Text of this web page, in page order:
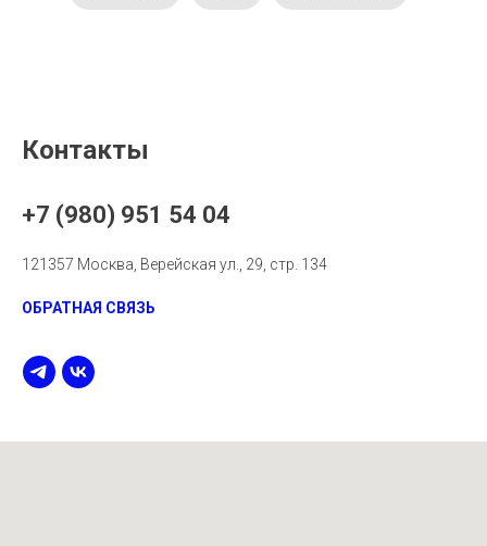
Контакты
+7 (980) 951 54 04
121357 Москва, Верейская ул., 29, стр. 134
ОБРАТНАЯ СВЯЗЬ